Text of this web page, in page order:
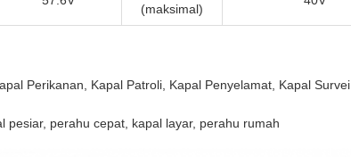
(maksimal)
Perikanan, Kapal Patroli, Kapal Penyelamat, Kapal Survei
pesiar, perahu cepat, kapal layar, perahu rumah